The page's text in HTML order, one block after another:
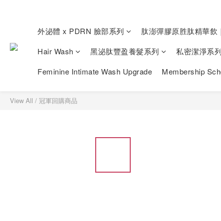
外泌體 x PDRN 臉部系列 肽澎彈膠原胜肽精華飲
Hair Wash
黑泌肽豐盈養髮系列 私密潔淨系列
Feminine Intimate Wash Upgrade
Membership
View All / 冠軍回購商品